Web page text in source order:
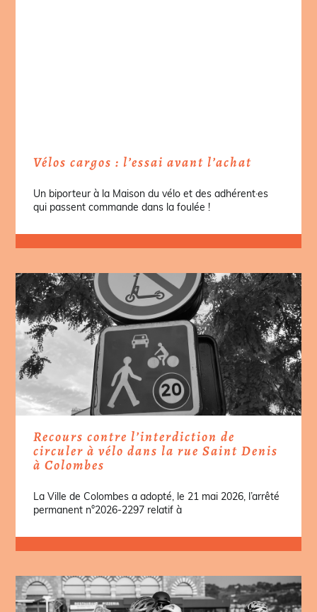
Vélos cargos : l’essai avant l’achat
Un biporteur à la Maison du vélo et des adhérent·es
qui passent commande dans la foulée !
Recours contre l’interdiction de
circuler à vélo dans la rue Saint Denis
à Colombes
La Ville de Colombes a adopté, le 21 mai 2026, l’arrêté
permanent n°2026-2297 relatif à